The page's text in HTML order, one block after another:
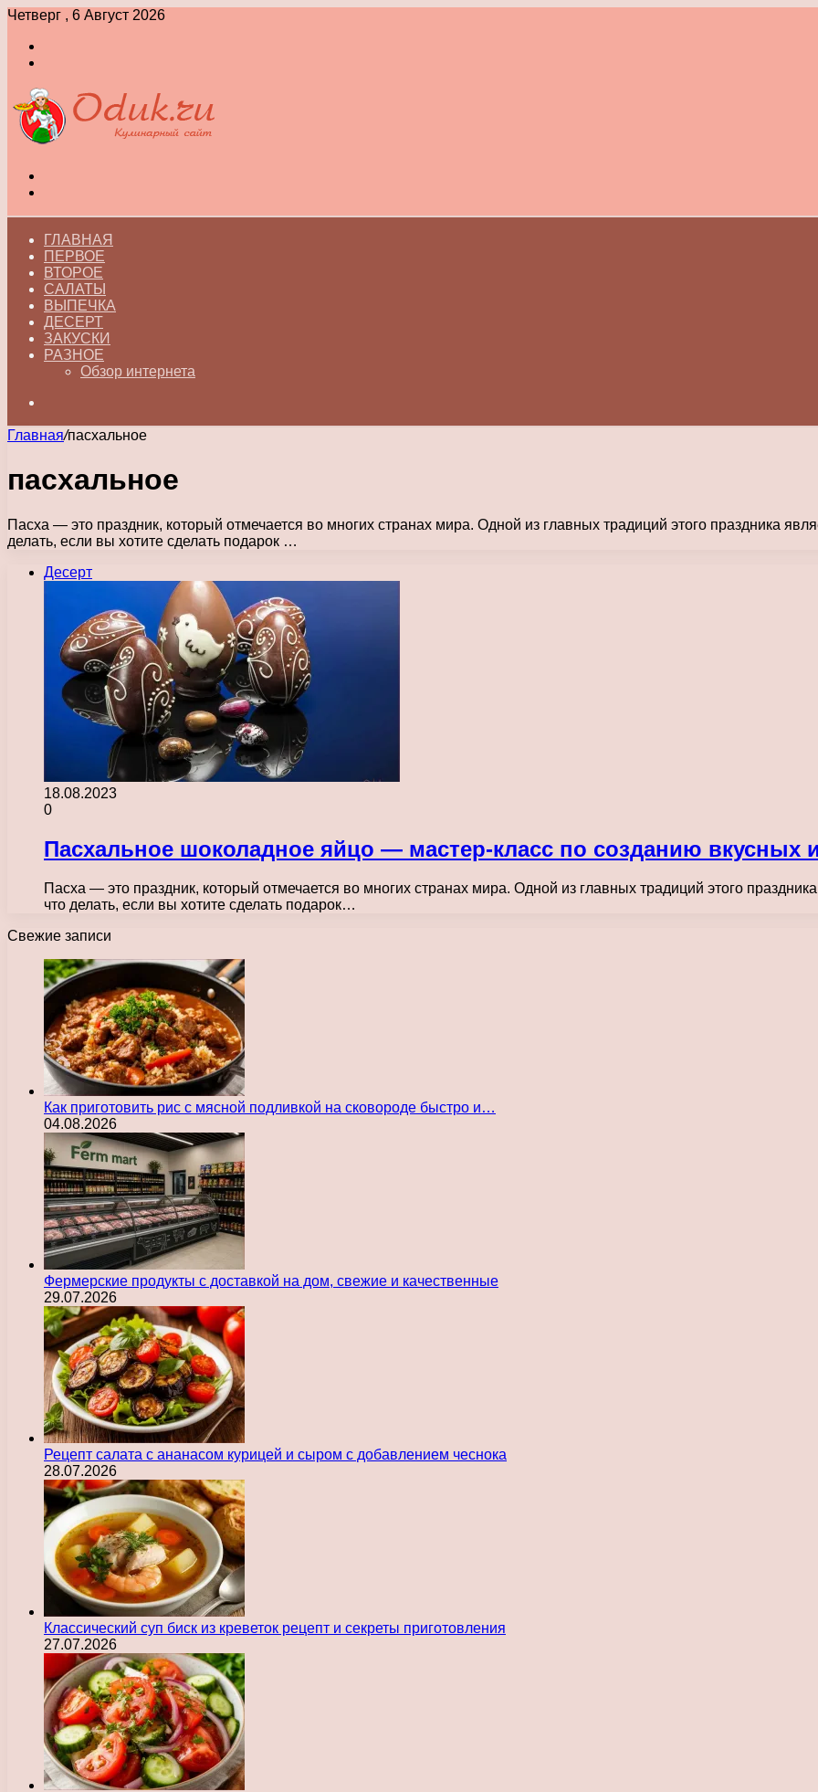
Четверг , 6 Август 2026
ГЛАВНАЯ
ПЕРВОЕ
ВТОРОЕ
САЛАТЫ
ВЫПЕЧКА
ДЕСЕРТ
ЗАКУСКИ
РАЗНОЕ
Обзор интернета
Главная/пасхальное
пасхальное
Пасха — это праздник, который отмечается во многих странах мира. Одной из главных традиций этого праздника
делать, если вы хотите сделать подарок …
Десерт
18.08.2023
0
Пасхальное шоколадное яйцо — мастер-класс по созданию вкусных
Пасха — это праздник, который отмечается во многих странах мира. Одной из главных традиций этого
что делать, если вы хотите сделать подарок…
Свежие записи
Как приготовить рис с мясной подливкой на сковороде быстро и…
04.08.2026
Фермерские продукты с доставкой на дом, свежие и качественные
29.07.2026
Рецепт салата с ананасом курицей и сыром с добавлением чеснока
28.07.2026
Классический суп биск из креветок рецепт и секреты приготовления
27.07.2026